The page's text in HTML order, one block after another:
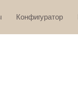
Конфигуратор